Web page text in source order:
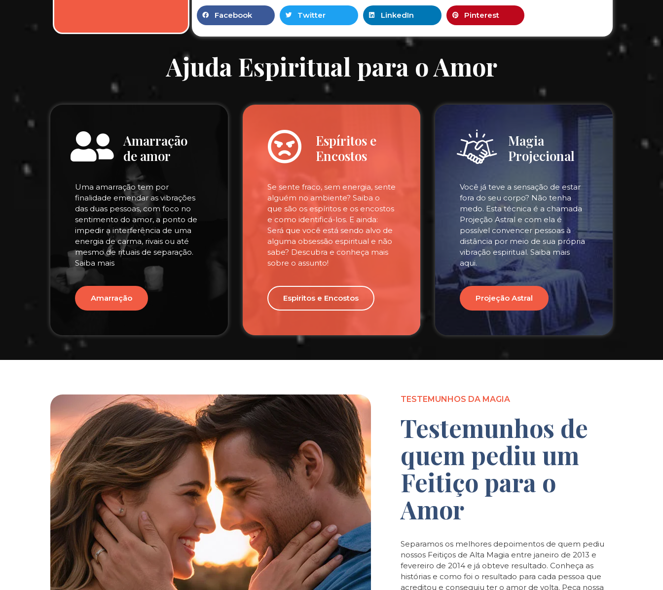
Facebook Twitter LinkedIn Pinterest
Ajuda Espiritual para o Amor
Amarração
de amor
Uma amarração tem por
finalidade emendar as vibrações
das duas pessoas, com foco no
sentimento do amor, a ponto de
impedir a interferência de uma
energia de carma, rivais ou até
mesmo de rituais de separação.
Saiba mais
Amarração
Espíritos e
Encostos
Se sente fraco, sem energia, sente
alguém no ambiente? Saiba o
que são os espíritos e os encostos
e como identificá-los. E ainda:
Será que você está sendo alvo de
alguma obsessão espiritual e não
sabe? Descubra e conheça mais
sobre o assunto!
Espiritos e Encostos
Magia
Projecional
Você já teve a sensação de estar
fora do seu corpo? Não tenha
medo. Esta técnica é a chamada
Projeção Astral e com ela é
possível convencer pessoas à
distância por meio de sua própria
vibração espiritual. Saiba mais
aqui.
Projeção Astral
TESTEMUNHOS DA MAGIA
Testemunhos de
quem pediu um
Feitiço para o
Amor
Separamos os melhores depoimentos de quem pediu
nossos Feitiços de Alta Magia entre janeiro de 2013 e
fevereiro de 2014 e já obteve resultado. Conheça as
histórias e como foi o resultado para cada pessoa que
acreditou e conseguiu ter o amor de volta. Peça nossa